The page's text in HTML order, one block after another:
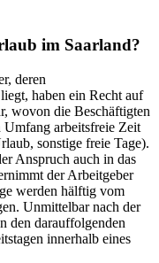
im Saarland?
deren
haben ein Recht auf
wovon die Beschäftigten
Umfang arbeitsfreie Zeit
sonstige freie Tage).
Anspruch auch in das
der Arbeitgeber
werden hälftig vom
Unmittelbar nach der
den darauffolgenden
innerhalb eines